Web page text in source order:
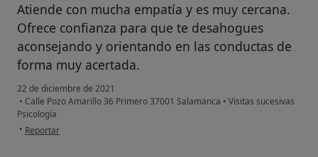
Atiende con mucha empatía y es muy cercana.
Ofrece confianza para que te desahogues
aconsejando y orientando en las conductas de
forma muy acertada.
22 de diciembre de 2021
• Calle Pozo Amarillo 36 Primero 37001 Salamanca • Visitas sucesivas
Psicología
• en opinión del usuario A.R.
Reportar